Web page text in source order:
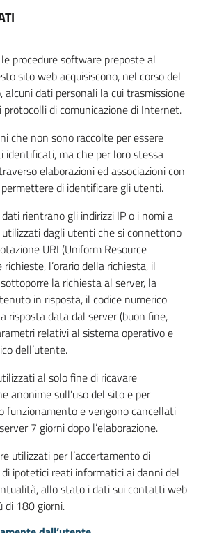
procedure software preposte al
sito web acquisiscono, nel corso del
alcuni dati personali la cui trasmissione
protocolli di comunicazione di Internet.
che non sono raccolte per essere
identificati, ma che per loro stessa
elaborazioni ed associazioni con
di identificare gli utenti.
rientrano gli indirizzi IP o i nomi a
dagli utenti che si connettono
URI (Uniform Resource
l’orario della richiesta, il
la richiesta al server, la
in risposta, il codice numerico
risposta data dal server (buon fine,
relativi al sistema operativo e
dell’utente.
al solo fine di ricavare
anonime sull’uso del sito e per
funzionamento e vengono cancellati
7 giorni dopo l’elaborazione.
utilizzati per l’accertamento di
ipotetici reati informatici ai danni del
allo stato i dati sui contatti web
di 180 giorni.